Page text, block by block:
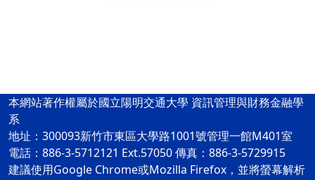
本網站著作權屬於國立陽明交通大學 資訊管理與財務金融學
系
地址：300093新竹市東區大學路1001號管理一館M401室
電話：886-3-5712121 Ext.57050 傳真：886-3-5729915
建議使用Google Chrome或Mozilla Firefox，並將螢幕解析